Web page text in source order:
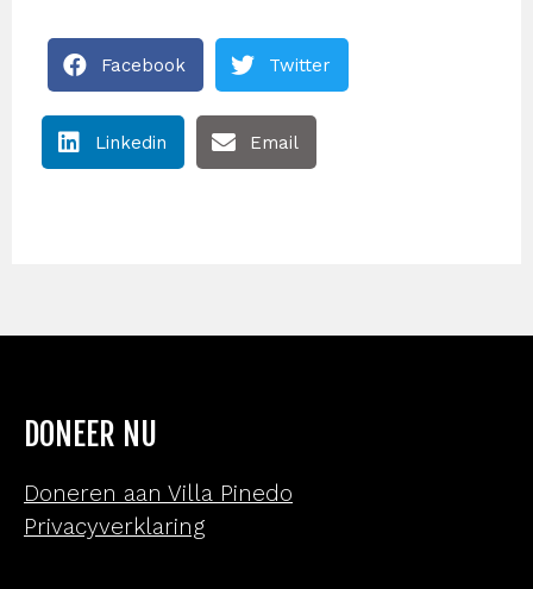
Facebook Twitter
Linkedin Email
DONEER NU
Doneren aan Villa Pinedo
Privacyverklaring